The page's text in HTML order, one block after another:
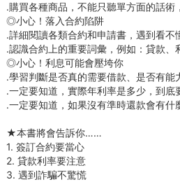
․購買各種商品，不能只聽單方面的話
◎小心！落入合約陷阱
․詳細閱讀各類合約和申請書，遇到看
․認識合約上的重要詞彙，例如：貸款
◎小心！利息可能會壓垮你
․學習判斷是否真的需要借款、是否有
․一定要知道，實際年利率是多少，到底
․一定要知道，如果沒有準時還款會有什
★本書將會告訴你……
1. 簽訂合約要當心
2. 貸款利率要注意
3. 遇到詐騙不驚慌